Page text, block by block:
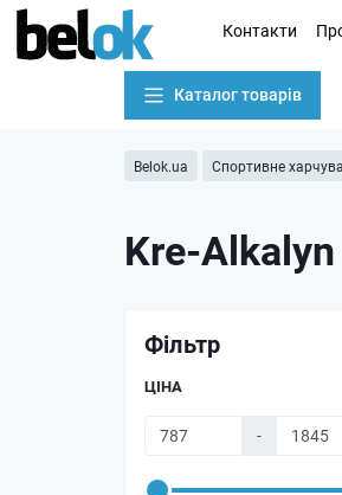
Контакти
Каталог товарів
Belok.ua Спортивне
Kre-Alkalyn
Фільтр
ЦІНА
-